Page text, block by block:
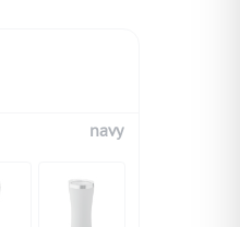
navy